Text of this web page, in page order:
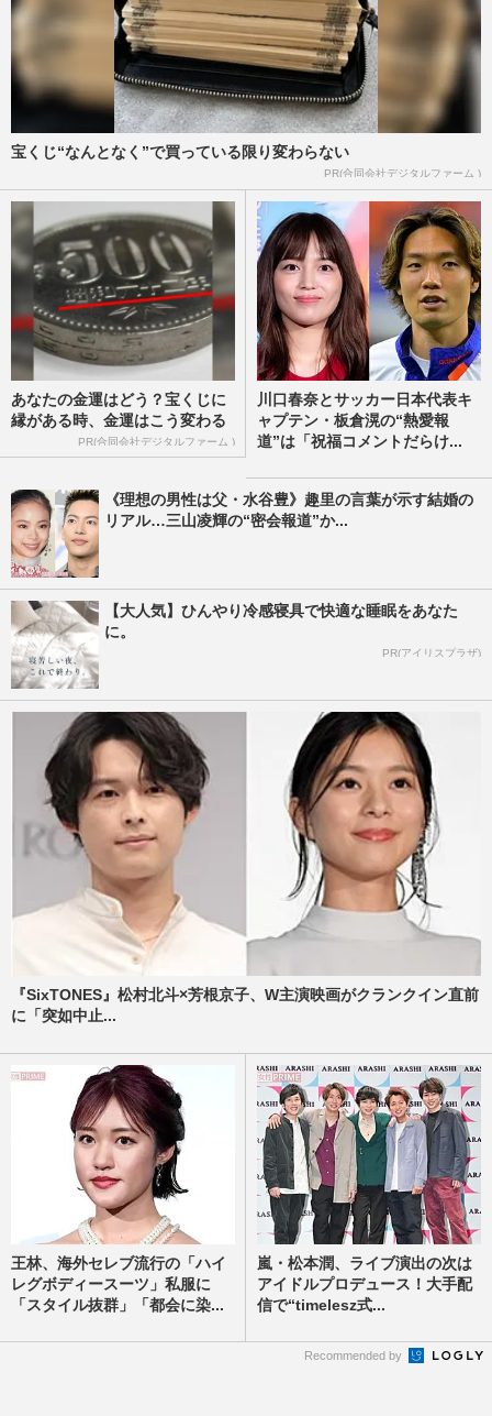
宝くじ“なんとなく”で買っている限り変わらない
PR(合同会社デジタルファーム )
あなたの金運はどう？宝くじに
縁がある時、金運はこう変わる
PR(合同会社デジタルファーム )
川口春奈とサッカー日本代表キ
ャプテン・板倉滉の“熱愛報
道”は「祝福コメントだらけ...
《理想の男性は父・水谷豊》趣里の言葉が示す結婚の
リアル…三山凌輝の“密会報道”か...
【大人気】ひんやり冷感寝具で快適な睡眠をあなた
に。
PR(アイリスプラザ)
『SixTONES』松村北斗×芳根京子、W主演映画がクランクイン直前
に「突如中止...
王林、海外セレブ流行の「ハイ
レグボディースーツ」私服に
「スタイル抜群」「都会に染...
嵐・松本潤、ライブ演出の次は
アイドルプロデュース！大手配
信で“timelesz式...
Recommended by